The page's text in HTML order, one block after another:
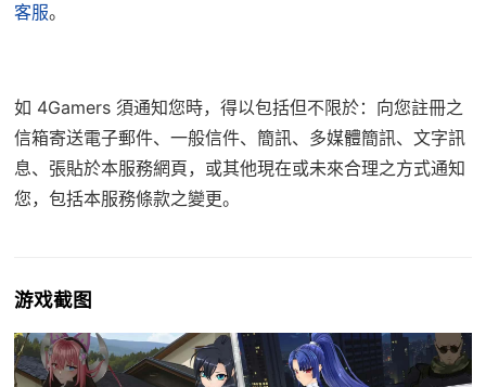
客服。
如 4Gamers 須通知您時，得以包括但不限於：向您註冊之
信箱寄送電子郵件、一般信件、簡訊、多媒體簡訊、文字訊
息、張貼於本服務網頁，或其他現在或未來合理之方式通知
您，包括本服務條款之變更。
游戏截图